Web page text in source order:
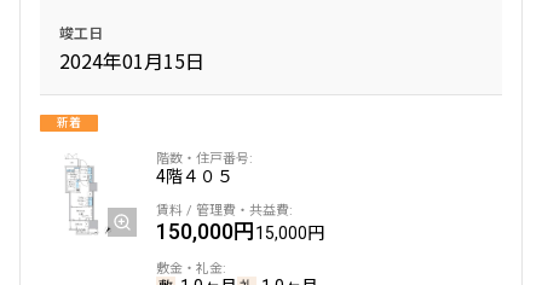
三井の賃貸
新着
10階１０２５
竣工日
2024年01月15日
新着
4階４０５
150,000円15,000円